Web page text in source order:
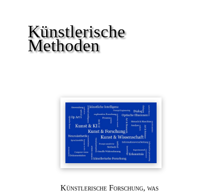
Künstlerische
Methoden
Künstlerische Forschung, was